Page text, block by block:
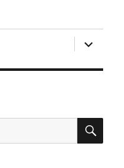
laienda